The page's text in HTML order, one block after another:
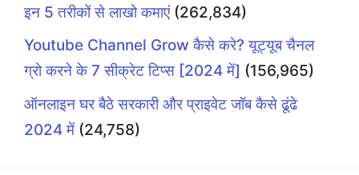
इन 5 तरीकों से लाखो कमाएं (262,834)
Youtube Channel Grow कैसे करे? यूट्यूब चैनल
ग्रो करने के 7 सीक्रेट टिप्स [2024 में] (156,965)
ऑनलाइन घर बैठे सरकारी और प्राइवेट जॉब कैसे ढूंढे
2024 में (24,758)